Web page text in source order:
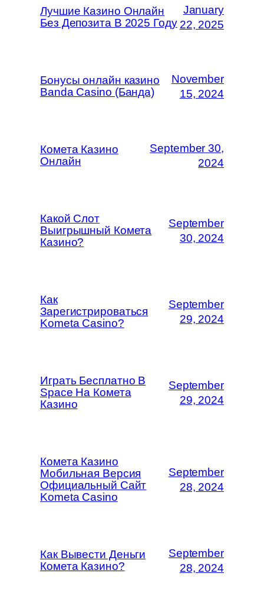
Лучшие Казино Онлайн
Без Депозита В 2025 Году
January
22, 2025
Бонусы онлайн казино
Banda Casino (Банда)
November
15, 2024
Комета Казино
Онлайн
September 30,
2024
Какой Слот
Выигрышный Комета
Казино?
September
30, 2024
Как
Зарегистрироваться
Kometa Casino?
September
29, 2024
Играть Бесплатно В
Space На Комета
Казино
September
29, 2024
Комета Казино
Мобильная Версия
Официальный Сайт
Kometa Casino
September
28, 2024
Как Вывести Деньги
Комета Казино?
September
28, 2024